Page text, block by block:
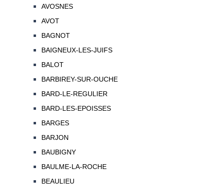
AVOSNES
AVOT
BAGNOT
BAIGNEUX-LES-JUIFS
BALOT
BARBIREY-SUR-OUCHE
BARD-LE-REGULIER
BARD-LES-EPOISSES
BARGES
BARJON
BAUBIGNY
BAULME-LA-ROCHE
BEAULIEU